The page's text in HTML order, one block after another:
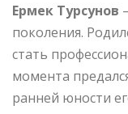
Ермек Турсунов
поколения.
стать
момента
ранней юности